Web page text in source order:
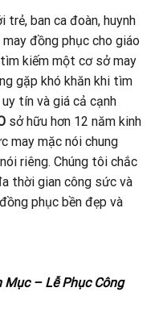
trẻ, ban ca đoàn, huynh
đồng phục cho giáo
kiếm một cơ sở may
gặp khó khăn khi tìm
tín và giá cả cạnh
sở hữu hơn 12 năm kinh
may mặc nói chung
nói riêng. Chúng tôi chắc
thời gian công sức và
phục bền đẹp và
– Lễ Phục Công